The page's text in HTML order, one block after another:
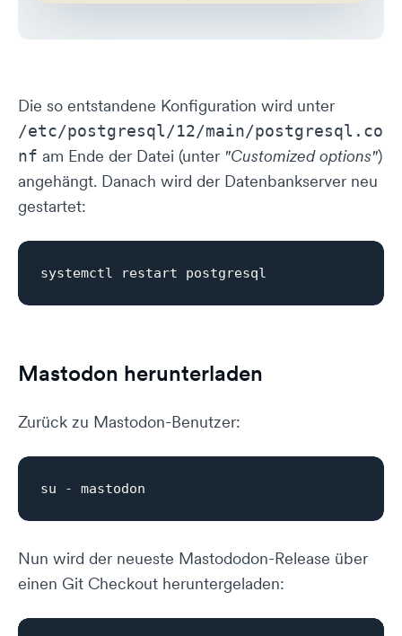
Die so entstandene Konfiguration wird unter
/etc/postgresql/12/main/postgresql.co
nf am Ende der Datei (unter "Customized options")
angehängt. Danach wird der Datenbankserver neu
gestartet:
Mastodon herunterladen
Zurück zu Mastodon-Benutzer:
Nun wird der neueste Mastododon-Release über
einen Git Checkout heruntergeladen: